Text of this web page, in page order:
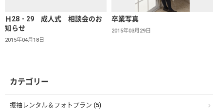
Ｈ28・29 成人式 相談会のお
知らせ
2015年04月18日
卒業写真
2015年03月29日
カテゴリー
振袖レンタル＆フォトプラン (5)